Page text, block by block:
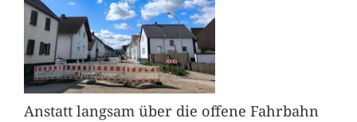
Anstatt langsam über die offene Fahrbahn